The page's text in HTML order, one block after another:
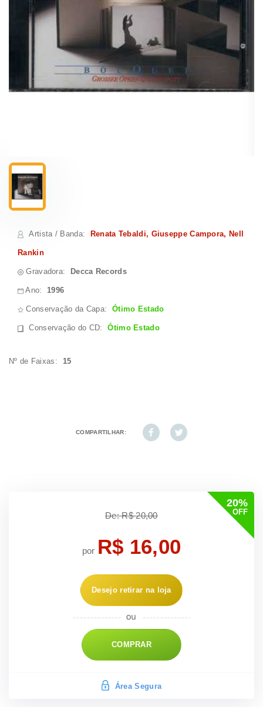
Artista / Banda: Renata Tebaldi, Giuseppe Campora, Nell
Rankin
Gravadora: Decca Records
Ano:1996
Conservação da Capa: Ótimo Estado
Conservação do CD:Ótimo Estado
Nº de Faixas: 15
COMPARTILHAR:
20%
OFF
De: R$ 20,00
por R$ 16,00
Desejo retirar na loja
COMPRAR
Área Segura